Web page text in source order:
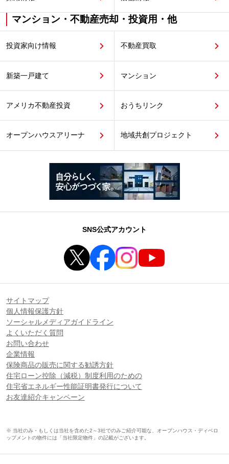
マンション・不動産売却・投資用・他
投資家向け情報 不動産買取
新築一戸建て マンション
アメリカ不動産投資 おうちリンク
オープンハウスアリーナ 地域共創プロジェクト
SNS公式アカウント
サイトマップ
個人情報保護方針
ソーシャルメディアガイドライン
よくいただく質問
お問い合わせ
企業情報
保険商品の販売に関する勧誘方針
住宅ローン控除（減税）制度利用のための
住宅省エネルギー性能証明書発行について
お友達紹介キャンペーン
※ 当社のみ・もしくは当社を含めた2～3社でのみご紹介可能な、オープンハウス・ディベロ
ップメントの物件には「当社限定物件」の記載がございます。